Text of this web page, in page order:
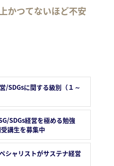
かつてないほど不安
/SDGsに関する級別（１～
SDGs経営を極める勉強
講生を募集中
シャリストがサステナ経営